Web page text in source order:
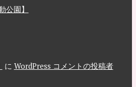
公園】
に WordPress コメントの投稿者